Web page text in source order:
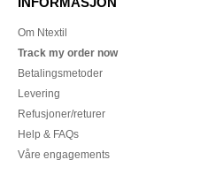
Om Ntextil
Track my order now
Betalingsmetoder
Levering
Refusjoner/returer
Help & FAQs
Våre engagements